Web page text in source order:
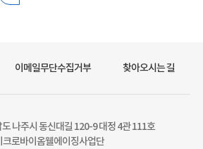
이메일무단수집거부 찾아오시는 길
나주시 동신대길 120-9 대정 4관 111호
크로바이옴웰에이징사업단